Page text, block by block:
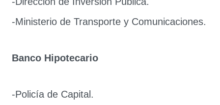
-Ministerio de Transporte y Comunicaciones.
Banco Hipotecario
-Policía de Capital.